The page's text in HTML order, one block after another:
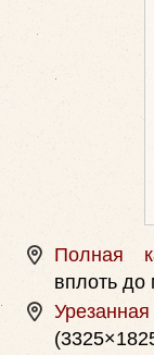
Полная
вплоть до